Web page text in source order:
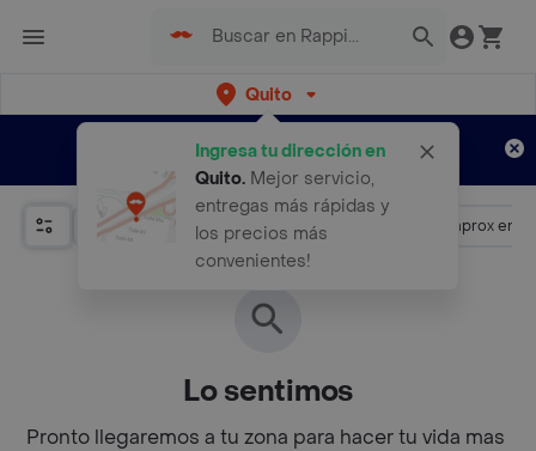
Quito
Ingresa tu dirección en
Quito. Mejor servicio,
entregas más rápidas y
los precios más
convenientes!
envíos gratis por semanas Aplican TyC
Promociones Más de 4.5 Llega aprox en
Lo sentimos
Pronto llegaremos a tu zona para hacer tu vida mas